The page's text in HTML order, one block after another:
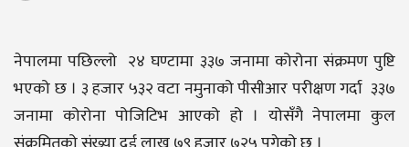
नेपालमा पछिल्लो २४ घण्टामा ३३७ जनामा कोरोना संक्रमण पुष्टि
भएको छ । ३ हजार ५३२ वटा नमुनाको पीसीआर परीक्षण गर्दा ३३७
जनामा कोरोना पोजिटिभ आएको हो । योसँगै नेपालमा कुल